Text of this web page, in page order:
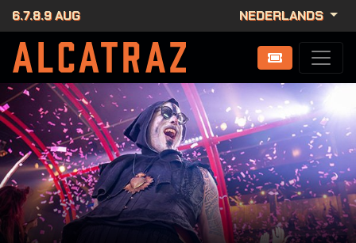
6.7.8.9 AUG NEDERLANDS